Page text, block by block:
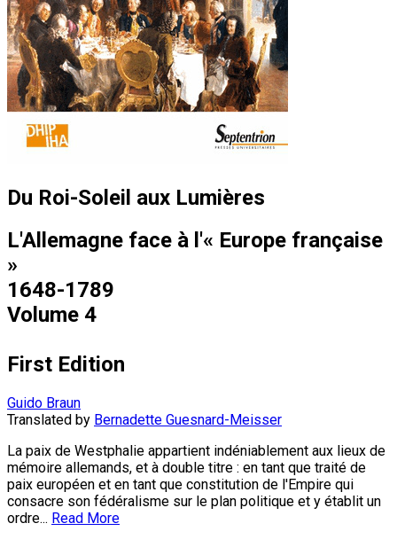
Du Roi-Soleil aux Lumières
L'Allemagne face à l'« Europe française
»
1648-1789
Volume 4
First Edition
Guido Braun
Translated by Bernadette Guesnard-Meisser
La paix de Westphalie appartient indéniablement aux lieux de
mémoire allemands, et à double titre : en tant que traité de
paix européen et en tant que constitution de l'Empire qui
consacre son fédéralisme sur le plan politique et y établit un
ordre... Read More